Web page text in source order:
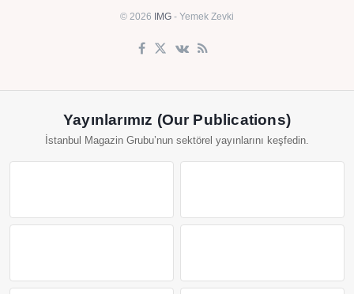
© 2026 IMG - Yemek Zevki
Yayınlarımız (Our Publications)
İstanbul Magazin Grubu’nun sektörel yayınlarını keşfedin.